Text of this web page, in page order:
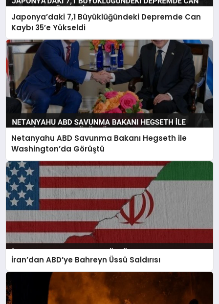
Japonya’daki 7,1 Büyüklüğündeki Depremde Can
Kaybı 35’e Yükseldi
Netanyahu ABD Savunma Bakanı Hegseth ile
Washington’da Görüştü
İran’dan ABD’ye Bahreyn Üssü Saldırısı